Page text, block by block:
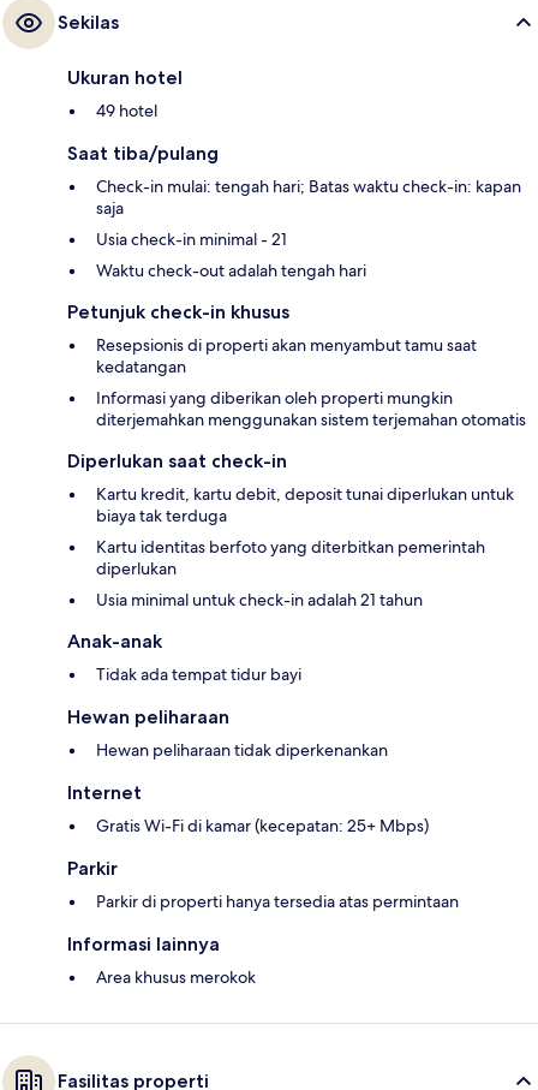
Sekilas
Ukuran hotel
49 hotel
Saat tiba/pulang
Check-in mulai: tengah hari; Batas waktu check-in: kapan
saja
Usia check-in minimal - 21
Waktu check-out adalah tengah hari
Petunjuk check-in khusus
Resepsionis di properti akan menyambut tamu saat
kedatangan
Informasi yang diberikan oleh properti mungkin
diterjemahkan menggunakan sistem terjemahan otomatis
Diperlukan saat check-in
Kartu kredit, kartu debit, deposit tunai diperlukan untuk
biaya tak terduga
Kartu identitas berfoto yang diterbitkan pemerintah
diperlukan
Usia minimal untuk check-in adalah 21 tahun
Anak-anak
Tidak ada tempat tidur bayi
Hewan peliharaan
Hewan peliharaan tidak diperkenankan
Internet
Gratis Wi-Fi di kamar (kecepatan: 25+ Mbps)
Parkir
Parkir di properti hanya tersedia atas permintaan
Informasi lainnya
Area khusus merokok
Fasilitas properti